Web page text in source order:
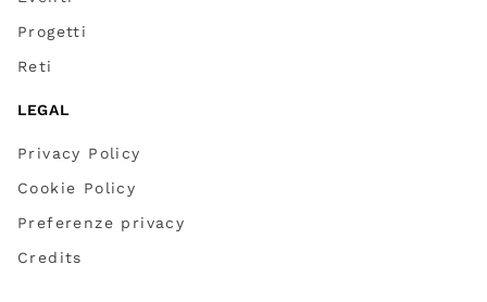
Progetti
Reti
LEGAL
Privacy Policy
Cookie Policy
Preferenze privacy
Credits